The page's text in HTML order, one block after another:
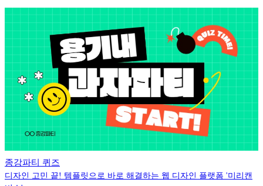
종강파티 퀴즈
디자인 고민 끝! 템플릿으로 바로 해결하는 웹 디자인 플랫폼 '미리캔